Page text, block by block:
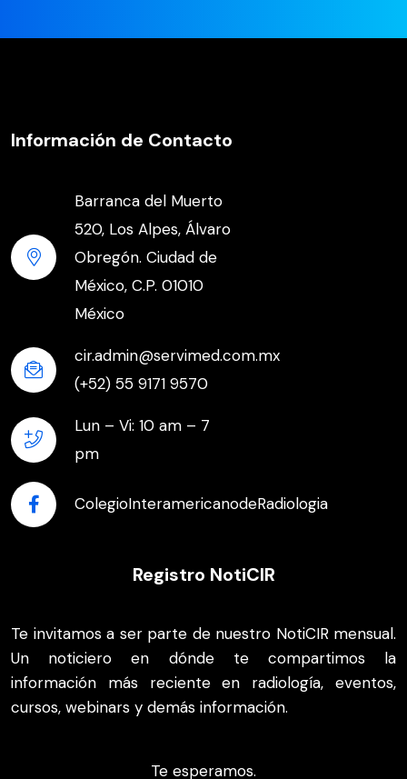
Información de Contacto
Barranca del Muerto
520, Los Alpes, Álvaro
Obregón. Ciudad de
México, C.P. 01010
México
cir.admin@servimed.com.mx
(+52) 55 9171 9570
Lun – Vi: 10 am – 7
pm
ColegioInteramericanodeRadiologia
Registro NotiCIR
Te invitamos a ser parte de nuestro NotiCIR mensual.
Un noticiero en dónde te compartimos la
información más reciente en radiología, eventos,
cursos, webinars y demás información.
Te esperamos.